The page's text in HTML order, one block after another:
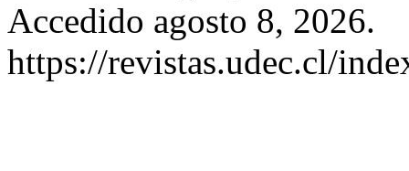
Accedido agosto 8, 2026.
https://revistas.udec.cl/